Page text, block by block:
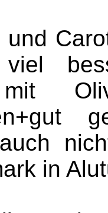
und
viel
mit
in